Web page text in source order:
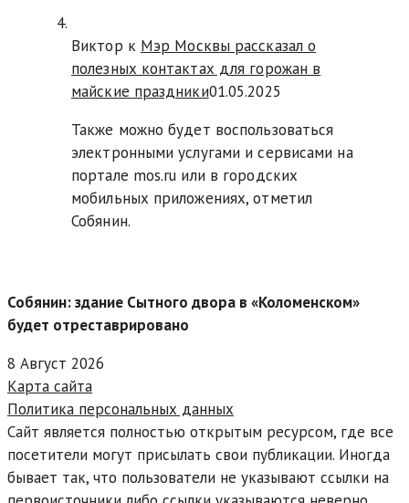
Виктор к Мэр Москвы рассказал о
полезных контактах для горожан в
майские праздники01.05.2025
Также можно будет воспользоваться
электронными услугами и сервисами на
портале mos.ru или в городских
мобильных приложениях, отметил
Собянин.
Собянин: здание Сытного двора в «Коломенском»
будет отреставрировано
8 Август 2026
Карта сайта
Политика персональных данных
Сайт является полностью открытым ресурсом, где все
посетители могут присылать свои публикации. Иногда
бывает так, что пользователи не указывают ссылки на